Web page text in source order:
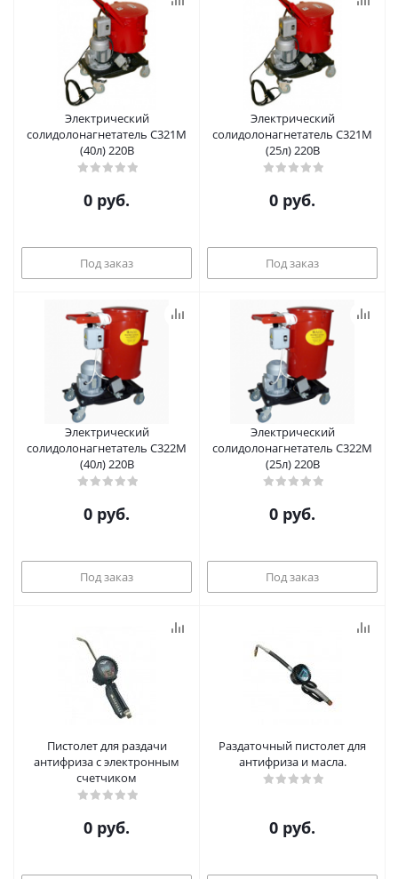
Электрический
солидолонагнетатель С321М
(40л) 220B
0 руб.
Под заказ
Электрический
солидолонагнетатель С321М
(25л) 220B
0 руб.
Под заказ
Электрический
солидолонагнетатель С322М
(40л) 220B
0 руб.
Под заказ
Электрический
солидолонагнетатель С322М
(25л) 220B
0 руб.
Под заказ
Пистолет для раздачи
антифриза c электронным
счетчиком
0 руб.
Раздаточный пистолет для
антифриза и масла.
0 руб.